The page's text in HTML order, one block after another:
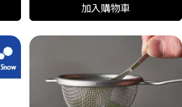
加入購物車